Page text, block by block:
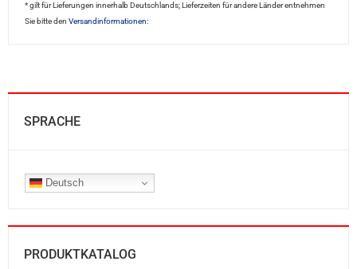
* gilt für Lieferungen innerhalb Deutschlands; Lieferzeiten für andere Länder entnehmen
Sie bitte den Versandinformationen:
SPRACHE
Deutsch
PRODUKTKATALOG